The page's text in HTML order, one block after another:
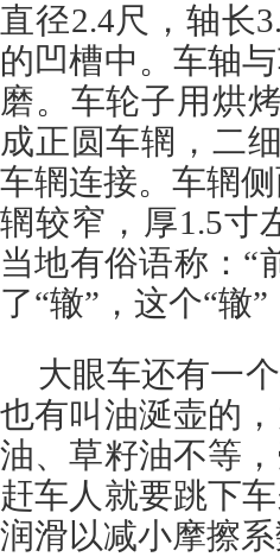
直径2.4尺，轴长
的凹槽中。车轴
磨。车轮子用烘
成正圆车辋，二
车辋连接。车辋
辋较窄，厚1.5寸
当地有俗语称：“
了“辙”，这个“辙
大眼车还有一
也有叫油涎壶的
油、草籽油不等
赶车人就要跳下
润滑以减小摩擦